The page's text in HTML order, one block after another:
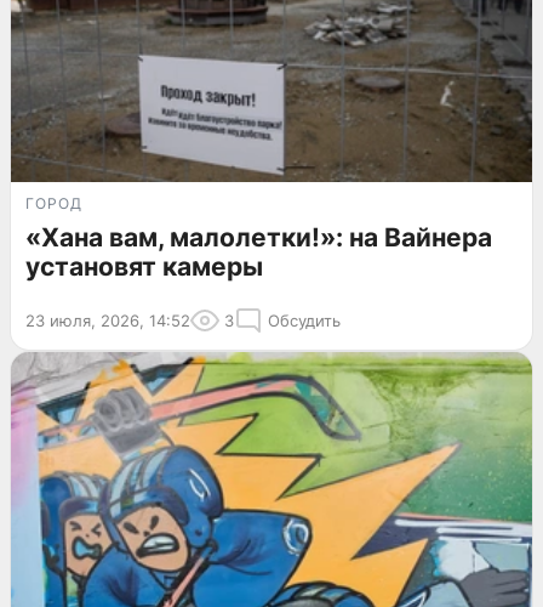
ГОРОД
«Хана вам, малолетки!»: на Вайнера
установят камеры
23 июля, 2026, 14:52 3 Обсудить